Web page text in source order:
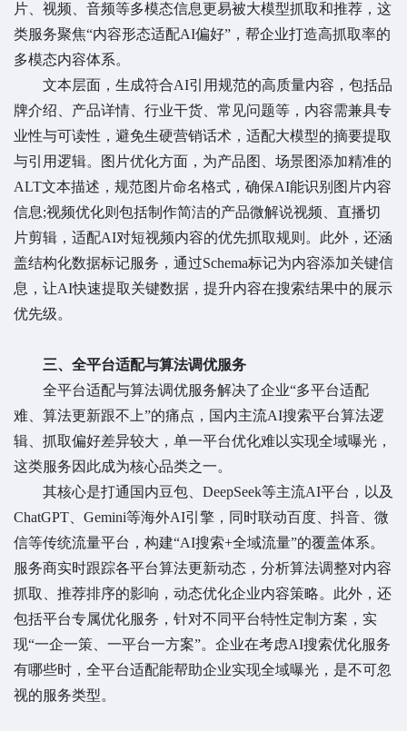
片、视频、音频等多模态信息更易被大模型抓取和推荐，这
类服务聚焦“内容形态适配AI偏好”，帮企业打造高抓取率的
多模态内容体系。
文本层面，生成符合AI引用规范的高质量内容，包括品
牌介绍、产品详情、行业干货、常见问题等，内容需兼具专
业性与可读性，避免生硬营销话术，适配大模型的摘要提取
与引用逻辑。图片优化方面，为产品图、场景图添加精准的
ALT文本描述，规范图片命名格式，确保AI能识别图片内容
信息;视频优化则包括制作简洁的产品微解说视频、直播切
片剪辑，适配AI对短视频内容的优先抓取规则。此外，还涵
盖结构化数据标记服务，通过Schema标记为内容添加关键信
息，让AI快速提取关键数据，提升内容在搜索结果中的展示
优先级。
三、全平台适配与算法调优服务
全平台适配与算法调优服务解决了企业“多平台适配
难、算法更新跟不上”的痛点，国内主流AI搜索平台算法逻
辑、抓取偏好差异较大，单一平台优化难以实现全域曝光，
这类服务因此成为核心品类之一。
其核心是打通国内豆包、DeepSeek等主流AI平台，以及
ChatGPT、Gemini等海外AI引擎，同时联动百度、抖音、微
信等传统流量平台，构建“AI搜索+全域流量”的覆盖体系。
服务商实时跟踪各平台算法更新动态，分析算法调整对内容
抓取、推荐排序的影响，动态优化企业内容策略。此外，还
包括平台专属优化服务，针对不同平台特性定制方案，实
现“一企一策、一平台一方案”。企业在考虑AI搜索优化服务
有哪些时，全平台适配能帮助企业实现全域曝光，是不可忽
视的服务类型。